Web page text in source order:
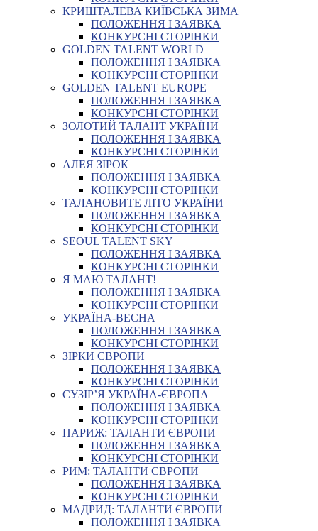
КРИШТАЛЕВА КИЇВСЬКА ЗИМА
ПОЛОЖЕННЯ І ЗАЯВКА
КОНКУРСНІ СТОРІНКИ
GOLDEN TALENT WORLD
ПОЛОЖЕННЯ І ЗАЯВКА
КОНКУРСНІ СТОРІНКИ
GOLDEN TALENT EUROPE
ПОЛОЖЕННЯ І ЗАЯВКА
КОНКУРСНІ СТОРІНКИ
ЗОЛОТИЙ ТАЛАНТ УКРАЇНИ
ПОЛОЖЕННЯ І ЗАЯВКА
КОНКУРСНІ СТОРІНКИ
АЛЕЯ ЗІРОК
ПОЛОЖЕННЯ І ЗАЯВКА
КОНКУРСНІ СТОРІНКИ
ТАЛАНОВИТЕ ЛІТО УКРАЇНИ
ПОЛОЖЕННЯ І ЗАЯВКА
КОНКУРСНІ СТОРІНКИ
SEOUL TALENT SKY
ПОЛОЖЕННЯ І ЗАЯВКА
КОНКУРСНІ СТОРІНКИ
Я МАЮ ТАЛАНТ!
ПОЛОЖЕННЯ І ЗАЯВКА
КОНКУРСНІ СТОРІНКИ
УКРАЇНА-ВЕСНА
ПОЛОЖЕННЯ І ЗАЯВКА
КОНКУРСНІ СТОРІНКИ
ЗІРКИ ЄВРОПИ
ПОЛОЖЕННЯ І ЗАЯВКА
КОНКУРСНІ СТОРІНКИ
СУЗІР’Я УКРАЇНА-ЄВРОПА
ПОЛОЖЕННЯ І ЗАЯВКА
КОНКУРСНІ СТОРІНКИ
ПАРИЖ: ТАЛАНТИ ЄВРОПИ
ПОЛОЖЕННЯ І ЗАЯВКА
КОНКУРСНІ СТОРІНКИ
РИМ: ТАЛАНТИ ЄВРОПИ
ПОЛОЖЕННЯ І ЗАЯВКА
КОНКУРСНІ СТОРІНКИ
МАДРИД: ТАЛАНТИ ЄВРОПИ
ПОЛОЖЕННЯ І ЗАЯВКА